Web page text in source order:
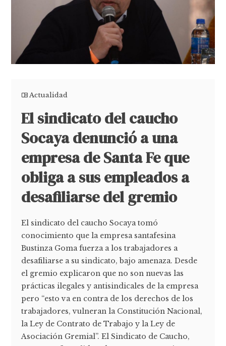
Actualidad
El sindicato del caucho
Socaya denunció a una
empresa de Santa Fe que
obliga a sus empleados a
desafiliarse del gremio
El sindicato del caucho Socaya tomó
conocimiento que la empresa santafesina
Bustinza Goma fuerza a los trabajadores a
desafiliarse a su sindicato, bajo amenaza. Desde
el gremio explicaron que no son nuevas las
prácticas ilegales y antisindicales de la empresa
pero “esto va en contra de los derechos de los
trabajadores, vulneran la Constitución Nacional,
la Ley de Contrato de Trabajo y la Ley de
Asociación Gremial”. El Sindicato de Caucho,